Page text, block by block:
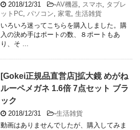
2018/12/31 -AV機器, スマホ, タブレ
ットPC, パソコン, 家電, 生活雑貨
いろいろ迷ってこちらを購入しました。購
入の決め手はポートの数、８ポートもあ
り、そ ...
[Gokei正規品直営店]拡大鏡 めがね
ルーペメガネ 1.6倍 7点セット ブラ
ック
2018/12/31 -生活雑貨
動画はありませんでしたが、購入してみま